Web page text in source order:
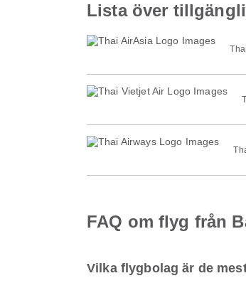
Lista över
FAQ om flyg från
Vilka flygbolag är de